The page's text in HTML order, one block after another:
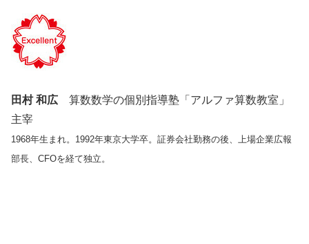
田村 和広 算数数学の個別指導塾「アルファ算数教室」
主宰
1968年生まれ。1992年東京大学卒。証券会社勤務の後、上場企業広報
部長、CFOを経て独立。